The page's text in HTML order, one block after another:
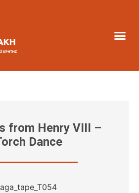
from Henry VIII –
Dance
aga_tape_T054